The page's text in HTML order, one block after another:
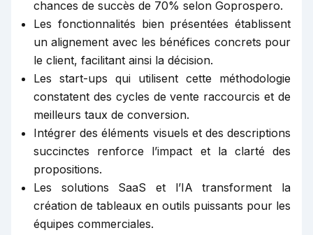
chances de succès de 70% selon Goprospero.
Les fonctionnalités bien présentées établissent
un alignement avec les bénéfices concrets pour
le client, facilitant ainsi la décision.
Les start-ups qui utilisent cette méthodologie
constatent des cycles de vente raccourcis et de
meilleurs taux de conversion.
Intégrer des éléments visuels et des descriptions
succinctes renforce l’impact et la clarté des
propositions.
Les solutions SaaS et l’IA transforment la
création de tableaux en outils puissants pour les
équipes commerciales.